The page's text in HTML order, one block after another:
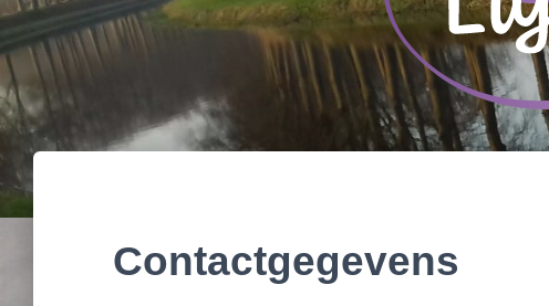
Contactgegevens